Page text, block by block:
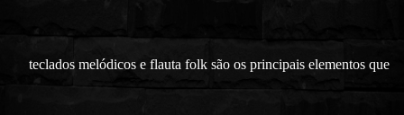
teclados melódicos e flauta folk são os principais elementos que